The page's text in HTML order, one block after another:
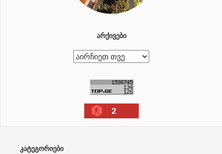
ᲐᲠᲥᲘᲕᲔᲑᲘ
ა
2
ᲙᲐᲢᲔᲒᲝᲠᲘᲔᲑᲘ